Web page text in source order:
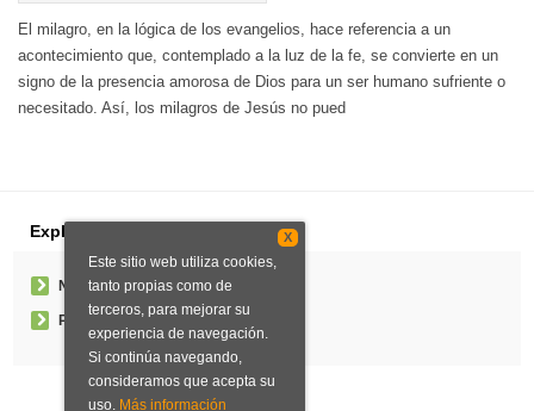
El milagro, en la lógica de los evangelios, hace referencia a un
acontecimiento que, contemplado a la luz de la fe, se convierte en un
signo de la presencia amorosa de Dios para un ser humano sufriente o
necesitado. Así, los milagros de Jesús no pued
Explorar
Noticias
Pedidos especiales
X
Este sitio web utiliza cookies,
tanto propias como de
terceros, para mejorar su
experiencia de navegación.
Si continúa navegando,
consideramos que acepta su
uso. Más información